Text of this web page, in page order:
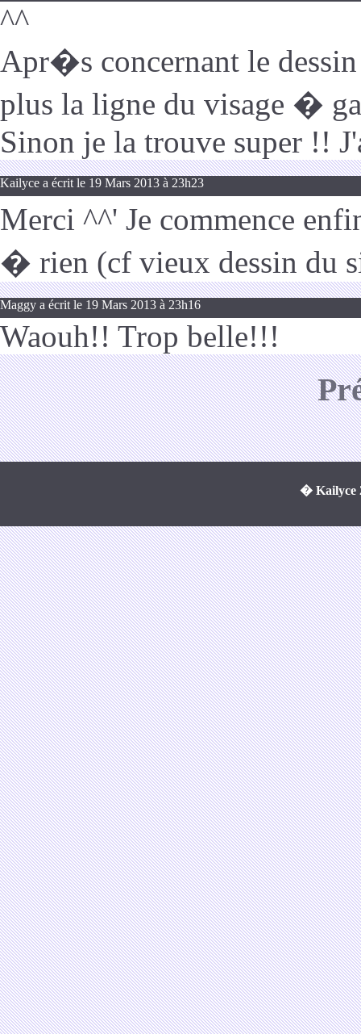
^^
Apr�s concernant le
plus la ligne du visage �
Sinon je la trouve super !!
Kailyce a écrit le 19 Mars 2013 à 23h23
Merci ^^' Je commence
� rien (cf vieux dessin du
Maggy a écrit le 19 Mars 2013 à 23h16
Waouh!! Trop belle!!!
� Kailyce